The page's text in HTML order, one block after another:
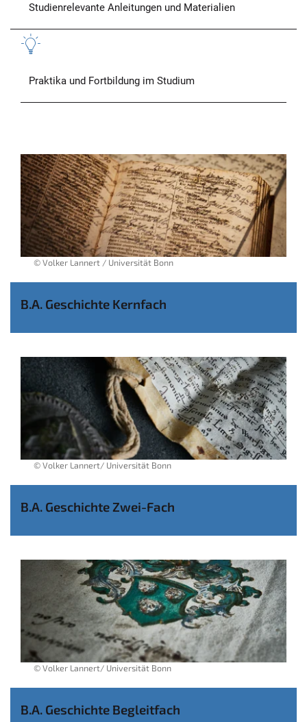
Studienrelevante Anleitungen und Materialien
Praktika und Fortbildung im Studium
© Volker Lannert / Universität Bonn
B.A. Geschichte Kernfach
© Volker Lannert/ Universität Bonn
B.A. Geschichte Zwei-Fach
© Volker Lannert/ Universität Bonn
B.A. Geschichte Begleitfach